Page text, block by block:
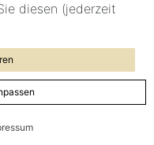
diesen (jederzeit